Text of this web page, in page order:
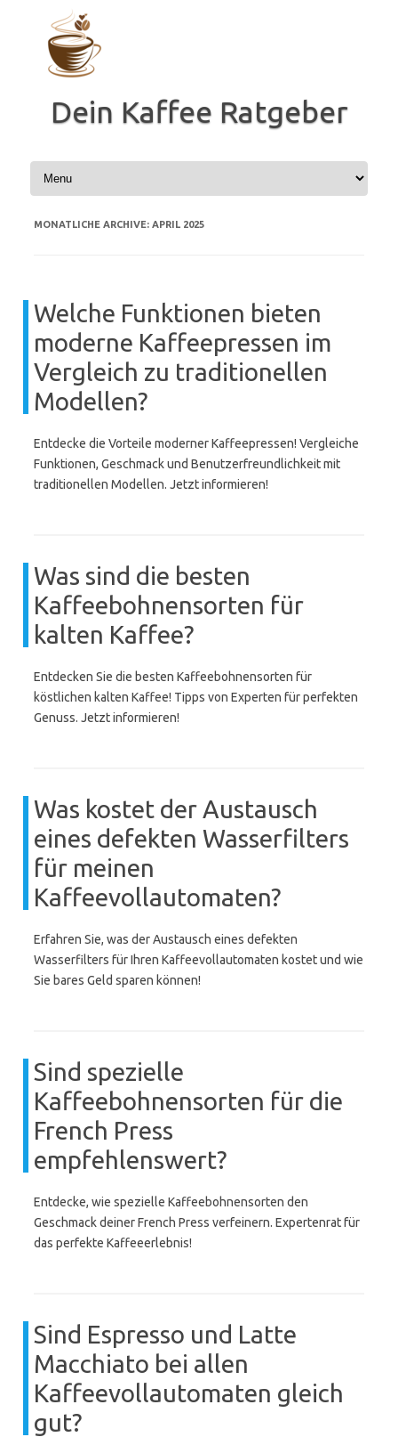
springen
Dein Kaffee Ratgeber
MONATLICHE ARCHIVE: APRIL 2025
Welche Funktionen bieten
moderne Kaffeepressen im
Vergleich zu traditionellen
Modellen?
Entdecke die Vorteile moderner Kaffeepressen! Vergleiche
Funktionen, Geschmack und Benutzerfreundlichkeit mit
traditionellen Modellen. Jetzt informieren!
Was sind die besten
Kaffeebohnensorten für
kalten Kaffee?
Entdecken Sie die besten Kaffeebohnensorten für
köstlichen kalten Kaffee! Tipps von Experten für perfekten
Genuss. Jetzt informieren!
Was kostet der Austausch
eines defekten Wasserfilters
für meinen
Kaffeevollautomaten?
Erfahren Sie, was der Austausch eines defekten
Wasserfilters für Ihren Kaffeevollautomaten kostet und wie
Sie bares Geld sparen können!
Sind spezielle
Kaffeebohnensorten für die
French Press
empfehlenswert?
Entdecke, wie spezielle Kaffeebohnensorten den
Geschmack deiner French Press verfeinern. Expertenrat für
das perfekte Kaffeeerlebnis!
Sind Espresso und Latte
Macchiato bei allen
Kaffeevollautomaten gleich
gut?